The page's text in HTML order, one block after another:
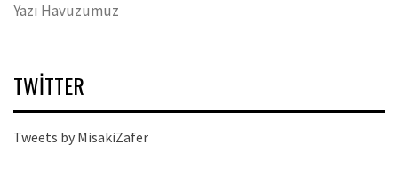
Yazı Havuzumuz
TWITTER
Tweets by MisakiZafer